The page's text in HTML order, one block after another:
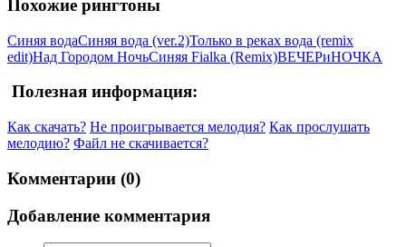
Похожие рингтоны
Синяя водаСиняя вода (ver.2)Только в реках вода (remix
edit)Над Городом НочьСиняя Fialka (Remix)ВЕЧЕРиНОЧКА
Полезная информация:
Как скачать? Не проигрывается мелодия? Как прослушать
мелодию? Файл не скачивается?
Комментарии (0)
Добавление комментария